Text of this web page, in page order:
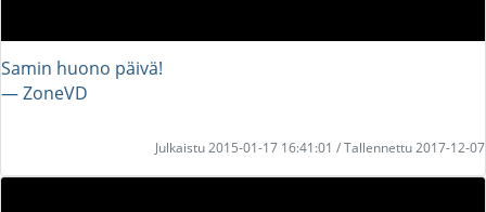
Samin huono päivä!
― ZoneVD
Julkaistu 2015-01-17 16:41:01 / Tallennettu 2017-12-07